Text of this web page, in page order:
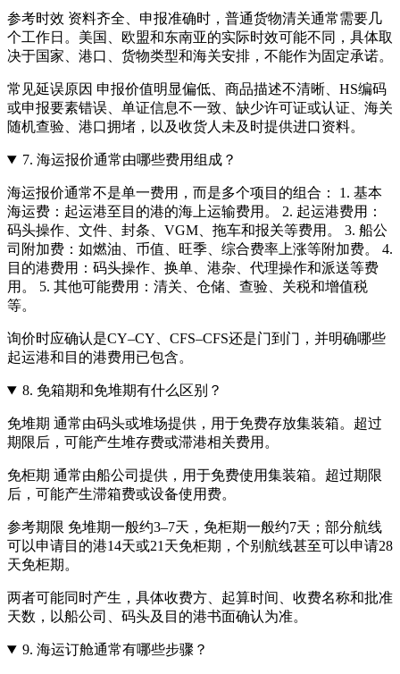
参考时效 资料齐全、申报准确时，普通货物清关通常需要几
个工作日。美国、欧盟和东南亚的实际时效可能不同，具体取
决于国家、港口、货物类型和海关安排，不能作为固定承诺。
常见延误原因 申报价值明显偏低、商品描述不清晰、HS编码
或申报要素错误、单证信息不一致、缺少许可证或认证、海关
随机查验、港口拥堵，以及收货人未及时提供进口资料。
7. 海运报价通常由哪些费用组成？
海运报价通常不是单一费用，而是多个项目的组合： 1. 基本
海运费：起运港至目的港的海上运输费用。 2. 起运港费用：
码头操作、文件、封条、VGM、拖车和报关等费用。 3. 船公
司附加费：如燃油、币值、旺季、综合费率上涨等附加费。 4.
目的港费用：码头操作、换单、港杂、代理操作和派送等费
用。 5. 其他可能费用：清关、仓储、查验、关税和增值税
等。
询价时应确认是CY–CY、CFS–CFS还是门到门，并明确哪些
起运港和目的港费用已包含。
8. 免箱期和免堆期有什么区别？
免堆期 通常由码头或堆场提供，用于免费存放集装箱。超过
期限后，可能产生堆存费或滞港相关费用。
免柜期 通常由船公司提供，用于免费使用集装箱。超过期限
后，可能产生滞箱费或设备使用费。
参考期限 免堆期一般约3–7天，免柜期一般约7天；部分航线
可以申请目的港14天或21天免柜期，个别航线甚至可以申请28
天免柜期。
两者可能同时产生，具体收费方、起算时间、收费名称和批准
天数，以船公司、码头及目的港书面确认为准。
9. 海运订舱通常有哪些步骤？